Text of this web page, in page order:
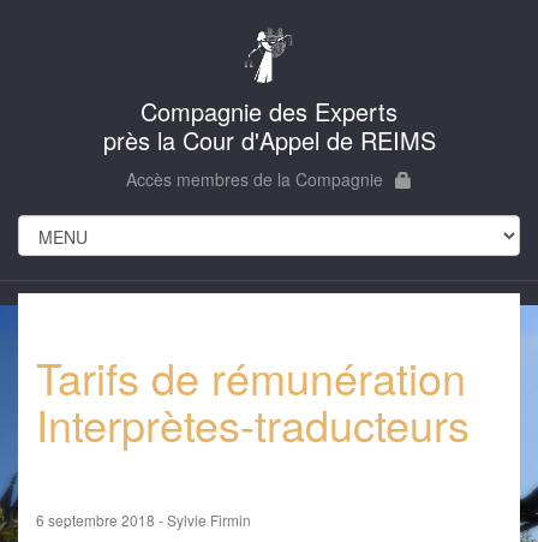
Compagnie des Experts
près la Cour d'Appel de REIMS
Accès membres de la Compagnie
Tarifs de rémunération
Interprètes-traducteurs
6 septembre 2018 - Sylvie Firmin